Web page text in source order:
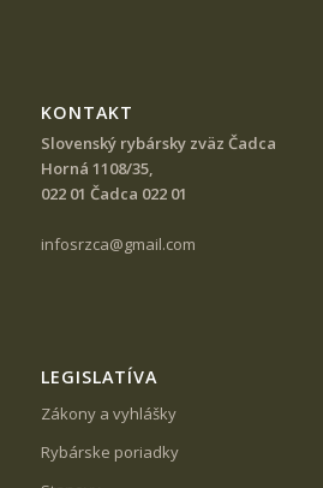
KONTAKT
Slovenský rybársky zväz Čadca
Horná 1108/35,
022 01 Čadca 022 01
infosrzca@gmail.com
LEGISLATÍVA
Zákony a vyhlášky
Rybárske poriadky